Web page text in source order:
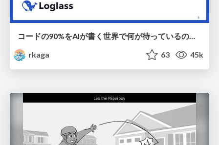
コードの90%をAIが書く世界で何が待っているのか / What awaits us in a world where 90% of the code is written by AI
rkaga
63 45k